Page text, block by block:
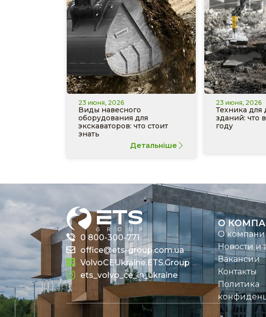
23 июня, 2026
Виды навесного
оборудования для
экскаваторов: что стоит
знать
Детальніше
23 июня, 2026
Техника для
зданий: что
году
0 800-300-771
office@ets-group.com.ua
VolvoCEUkraine.ETS.Group
ets_volvo_ce_in_ukraine
О
О
Новости и
Вакансии
Контакты
Политика